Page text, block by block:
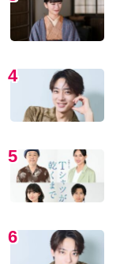
4
5
6